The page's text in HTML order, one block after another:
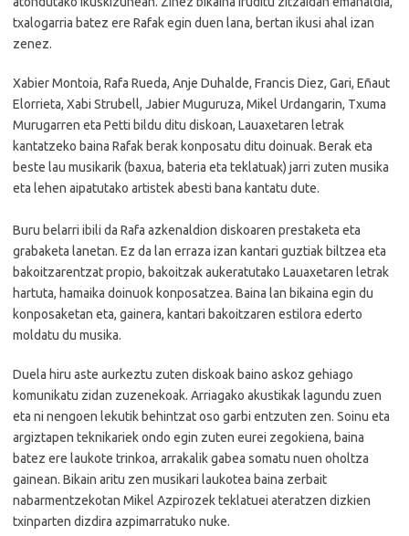
txalogarria batez ere Rafak egin duen lana, bertan ikusi ahal izan
zenez.
Xabier Montoia, Rafa Rueda, Anje Duhalde, Francis Diez, Gari, Eñaut
Elorrieta, Xabi Strubell, Jabier Muguruza, Mikel Urdangarin, Txuma
Murugarren eta Petti bildu ditu diskoan, Lauaxetaren letrak
kantatzeko baina Rafak berak konposatu ditu doinuak. Berak eta
beste lau musikarik (baxua, bateria eta teklatuak) jarri zuten musika
eta lehen aipatutako artistek abesti bana kantatu dute.
Buru belarri ibili da Rafa azkenaldion diskoaren prestaketa eta
grabaketa lanetan. Ez da lan erraza izan kantari guztiak biltzea eta
bakoitzarentzat propio, bakoitzak aukeratutako Lauaxetaren letrak
hartuta, hamaika doinuok konposatzea. Baina lan bikaina egin du
konposaketan eta, gainera, kantari bakoitzaren estilora ederto
moldatu du musika.
Duela hiru aste aurkeztu zuten diskoak baino askoz gehiago
komunikatu zidan zuzenekoak. Arriagako akustikak lagundu zuen
eta ni nengoen lekutik behintzat oso garbi entzuten zen. Soinu eta
argiztapen teknikariek ondo egin zuten eurei zegokiena, baina
batez ere laukote trinkoa, arrakalik gabea somatu nuen oholtza
gainean. Bikain aritu zen musikari laukotea baina zerbait
nabarmentzekotan Mikel Azpirozek teklatuei ateratzen dizkien
txinparten dizdira azpimarratuko nuke.